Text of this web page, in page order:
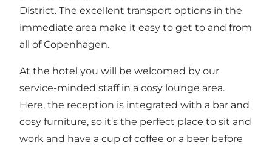
District. The excellent transport options in the
immediate area make it easy to get to and from
all of Copenhagen.
At the hotel you will be welcomed by our
service-minded staff in a cosy lounge area.
Here, the reception is integrated with a bar and
cosy furniture, so it's the perfect place to sit and
work and have a cup of coffee or a beer before